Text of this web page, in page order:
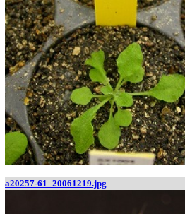
a20257-61_20061219.jpg